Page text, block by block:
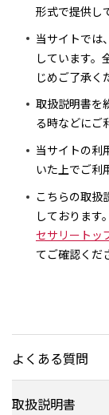
形式で提供し
当サイトでは
しています。
じめご了承く
取扱説明書を
る時などにご
当サイトの利
いた上でご利
こちらの取扱
しております
セサリートッ
てご確認くだ
よくある質問
取扱説明書